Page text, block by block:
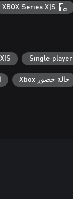
XBOX Series X|S
Single player
حالة حضور Xbox